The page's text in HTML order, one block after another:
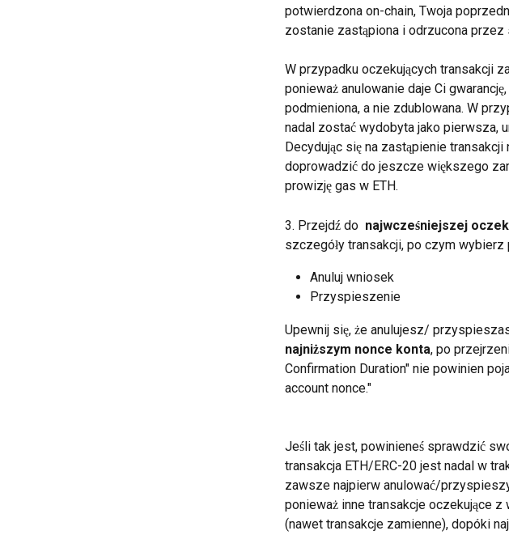
potwierdzona on-chain, Twoja
zostanie zastąpiona i odrzucona przez
W przypadku oczekujących transakcji
ponieważ anulowanie daje Ci
podmieniona, a nie zdublowana. W
nadal zostać wydobyta jako pierwsza,
Decydując się na zastąpienie
doprowadzić do jeszcze większego
prowizję gas w ETH.
3. Przejdź do najwcześniejszej
szczegóły transakcji, po czym
Anuluj wniosek
Przyspieszenie
Upewnij się, że anulujesz/
najniższym nonce konta, po
Confirmation Duration" nie powinien
account nonce."
Jeśli tak jest, powinieneś sprawdzić
transakcja ETH/ERC-20 jest nadal w
zawsze najpierw anulować/
ponieważ inne transakcje oczekujące
(nawet transakcje zamienne), dopóki